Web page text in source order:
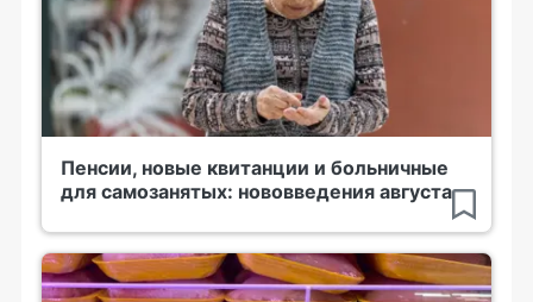
Пенсии, новые квитанции и больничные
для самозанятых: нововведения августа